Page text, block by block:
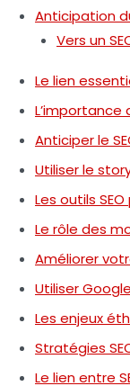
Anticipation
Vers un
Le lien
L’importance
Anticiper le
Utiliser le
Les outils
Le rôle des
Améliorer
Utiliser
Les enjeux
Stratégies
Le lien entre